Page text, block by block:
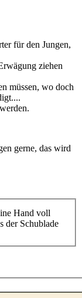
für den Jungen,
ziehen
müssen, wo doch
gerne, das wird
Hand voll
der Schublade